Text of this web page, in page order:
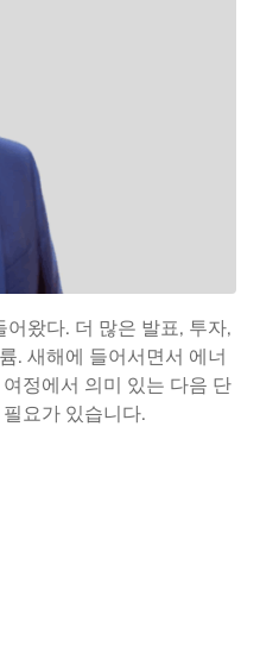
왔다. 더 많은 발표, 투자,
. 새해에 들어서면서 에너
정에서 의미 있는 다음 단
요가 있습니다.